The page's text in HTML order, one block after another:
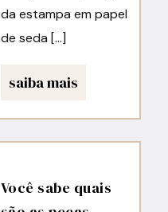
da estampa em papel
de seda […]
saiba mais
Você sabe quais